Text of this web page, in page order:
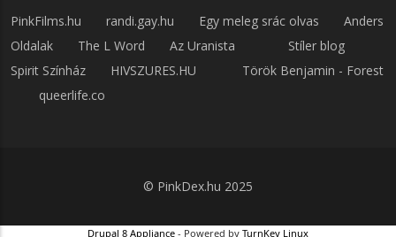
PinkFilms.hu randi.gay.hu Egy meleg srác olvas
Anders
Oldalak
The L Word Az Uranista
Stíler blog
Spirit Színház
HIVSZURES.HU
Török Benjamin - Forest
queerlife.co
© PinkDex.hu 2025
Drupal 8 Appliance - Powered by TurnKey Linux